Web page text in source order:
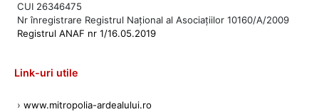
CUI 26346475
Nr înregistrare Registrul Național al Asociațiilor 10160/A/2009
Registrul ANAF nr 1/16.05.2019
Link-uri utile
› www.mitropolia-ardealului.ro